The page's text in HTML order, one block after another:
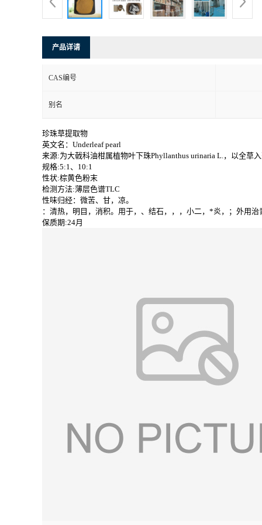
产品详请
CAS编号
别名
珍珠草提取物
英文名：Underleaf pearl
来源:为大戟科油柑属植物叶下珠Phyllanthus urinaria L.，以全草
规格:5:1、10:1
性状:棕黄色粉末
检测方法:薄层色谱TLC
性味归经：微苦、甘，凉。
：清热，明目，消积。用于，、结石，，，小二，*炎，；外用治
保质期:24月